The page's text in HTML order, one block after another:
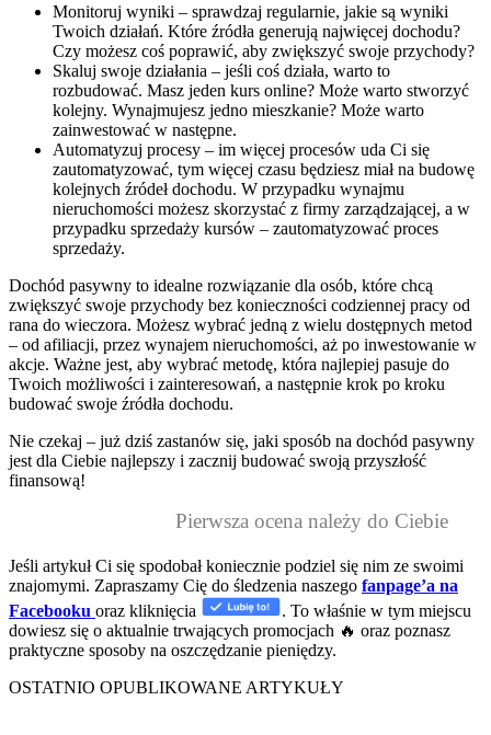
Monitoruj wyniki – sprawdzaj regularnie, jakie są wyniki
Twoich działań. Które źródła generują najwięcej dochodu?
Czy możesz coś poprawić, aby zwiększyć swoje przychody?
Skaluj swoje działania – jeśli coś działa, warto to
rozbudować. Masz jeden kurs online? Może warto stworzyć
kolejny. Wynajmujesz jedno mieszkanie? Może warto
zainwestować w następne.
Automatyzuj procesy – im więcej procesów uda Ci się
zautomatyzować, tym więcej czasu będziesz miał na budowę
kolejnych źródeł dochodu. W przypadku wynajmu
nieruchomości możesz skorzystać z firmy zarządzającej, a w
przypadku sprzedaży kursów – zautomatyzować proces
sprzedaży.
Dochód pasywny to idealne rozwiązanie dla osób, które chcą
zwiększyć swoje przychody bez konieczności codziennej pracy od
rana do wieczora. Możesz wybrać jedną z wielu dostępnych metod
– od afiliacji, przez wynajem nieruchomości, aż po inwestowanie w
akcje. Ważne jest, aby wybrać metodę, która najlepiej pasuje do
Twoich możliwości i zainteresowań, a następnie krok po kroku
budować swoje źródła dochodu.
Nie czekaj – już dziś zastanów się, jaki sposób na dochód pasywny
jest dla Ciebie najlepszy i zacznij budować swoją przyszłość
finansową!
Pierwsza ocena należy do Ciebie
Jeśli artykuł Ci się spodobał koniecznie podziel się nim ze swoimi
znajomymi. Zapraszamy Cię do śledzenia naszego fanpage’a na
Facebooku oraz kliknięcia
. To właśnie w tym miejscu
dowiesz się o aktualnie trwających promocjach 🔥 oraz poznasz
praktyczne sposoby na oszczędzanie pieniędzy.
OSTATNIO OPUBLIKOWANE ARTYKUŁY